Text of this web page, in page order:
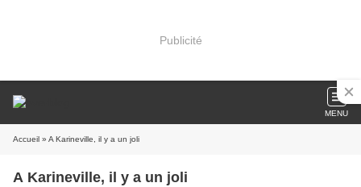
Publicité
MENU
Accueil » A Karineville, il y a un joli
A Karineville, il y a un joli